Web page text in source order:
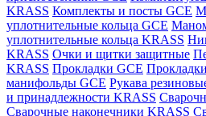
KRASS Комплекты и посты GCE
уплотнительные кольца GCE
уплотнительные кольца KRASS
KRASS Очки и щитки защитные
KRASS Прокладки GCE
манифольды GCE Рукава
и принадлежности KRASS
Сварочные наконечники KRASS